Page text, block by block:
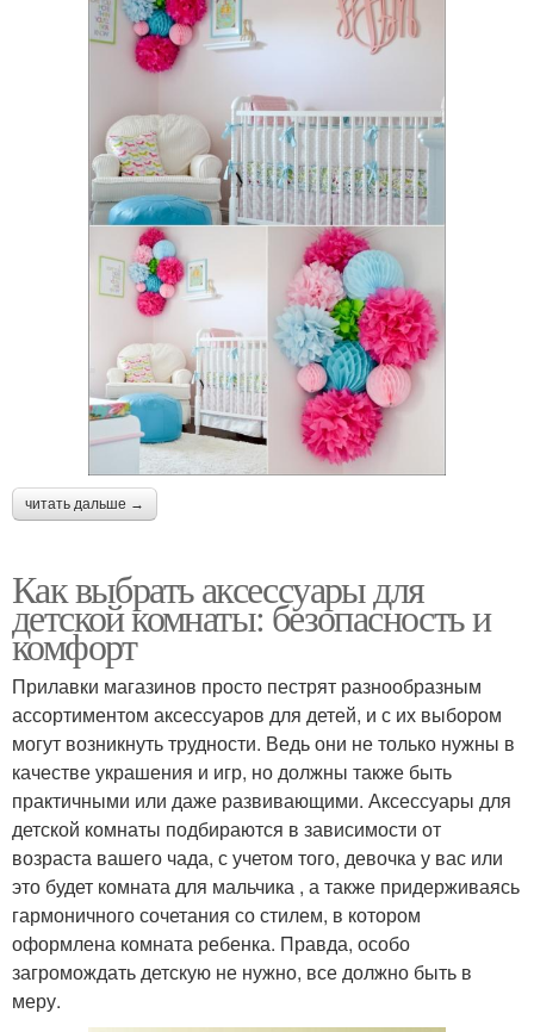
читать дальше →
Как выбрать аксессуары для
детской комнаты: безопасность и
комфорт
Прилавки магазинов просто пестрят разнообразным
ассортиментом аксессуаров для детей, и с их выбором
могут возникнуть трудности. Ведь они не только нужны в
качестве украшения и игр, но должны также быть
практичными или даже развивающими. Аксессуары для
детской комнаты подбираются в зависимости от
возраста вашего чада, с учетом того, девочка у вас или
это будет комната для мальчика , а также придерживаясь
гармоничного сочетания со стилем, в котором
оформлена комната ребенка. Правда, особо
загромождать детскую не нужно, все должно быть в
меру.